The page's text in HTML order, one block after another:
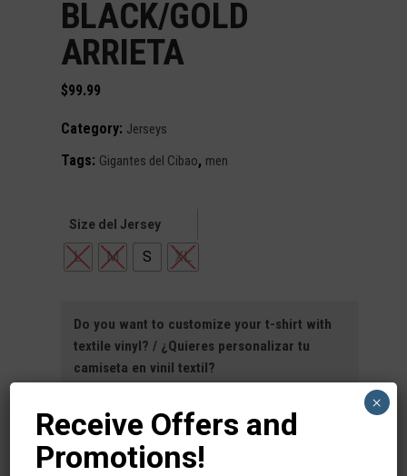
BLACK/GOLD
ARRIETA
$99.99
Category: Jerseys
Tags: Gigantes del Cibao, men
Size del Jersey
L M S XL
Do you want to customize your t-shirt with
textile vinyl? / ¿Quieres personalizar tu
camiseta en vinil textil?
Product total
Receive Offers and
Promotions!
×